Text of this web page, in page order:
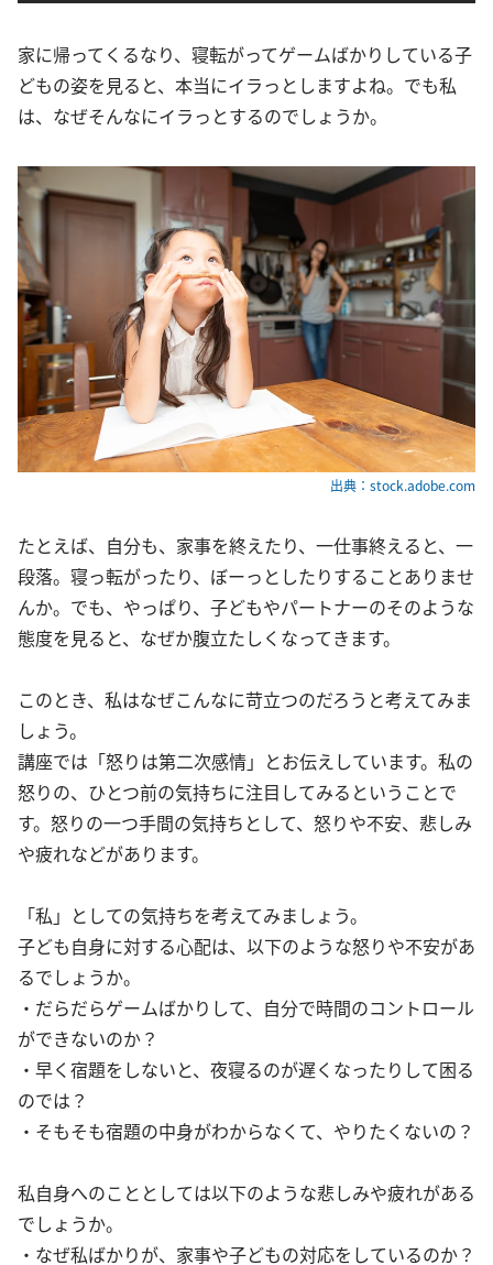
家に帰ってくるなり、寝転がってゲームばかりしている子
どもの姿を見ると、本当にイラっとしますよね。でも私
は、なぜそんなにイラっとするのでしょうか。
出典：stock.adobe.com
たとえば、自分も、家事を終えたり、一仕事終えると、一
段落。寝っ転がったり、ぼーっとしたりすることありませ
んか。でも、やっぱり、子どもやパートナーのそのような
態度を見ると、なぜか腹立たしくなってきます。
このとき、私はなぜこんなに苛立つのだろうと考えてみま
しょう。
講座では「怒りは第二次感情」とお伝えしています。私の
怒りの、ひとつ前の気持ちに注目してみるということで
す。怒りの一つ手間の気持ちとして、怒りや不安、悲しみ
や疲れなどがあります。
「私」としての気持ちを考えてみましょう。
子ども自身に対する心配は、以下のような怒りや不安があ
るでしょうか。
・だらだらゲームばかりして、自分で時間のコントロール
ができないのか？
・早く宿題をしないと、夜寝るのが遅くなったりして困る
のでは？
・そもそも宿題の中身がわからなくて、やりたくないの？
私自身へのこととしては以下のような悲しみや疲れがある
でしょうか。
・なぜ私ばかりが、家事や子どもの対応をしているのか？